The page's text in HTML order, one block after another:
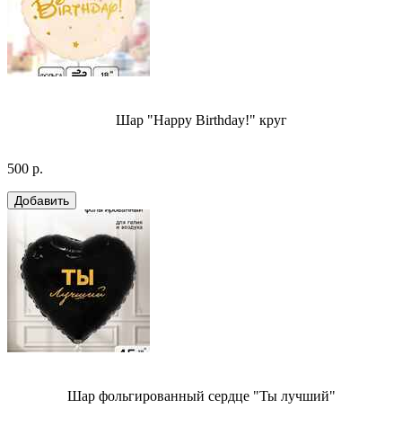
Шар "Happy Birthday!" круг
500 р.
Шар фольгированный сердце "Ты лучший"